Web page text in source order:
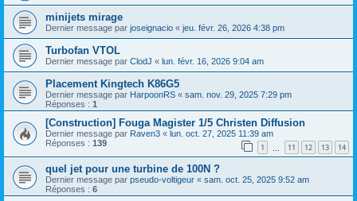
minijets mirage
Dernier message par joseignacio « jeu. févr. 26, 2026 4:38 pm
Turbofan VTOL
Dernier message par ClodJ « lun. févr. 16, 2026 9:04 am
Placement Kingtech K86G5
Dernier message par HarpoonRS « sam. nov. 29, 2025 7:29 pm
Réponses : 1
[Construction] Fouga Magister 1/5 Christen Diffusion
Dernier message par Raven3 « lun. oct. 27, 2025 11:39 am
Réponses : 139 1 11 12 13 14
quel jet pour une turbine de 100N ?
Dernier message par pseudo-voltigeur « sam. oct. 25, 2025 9:52 am
Réponses : 6